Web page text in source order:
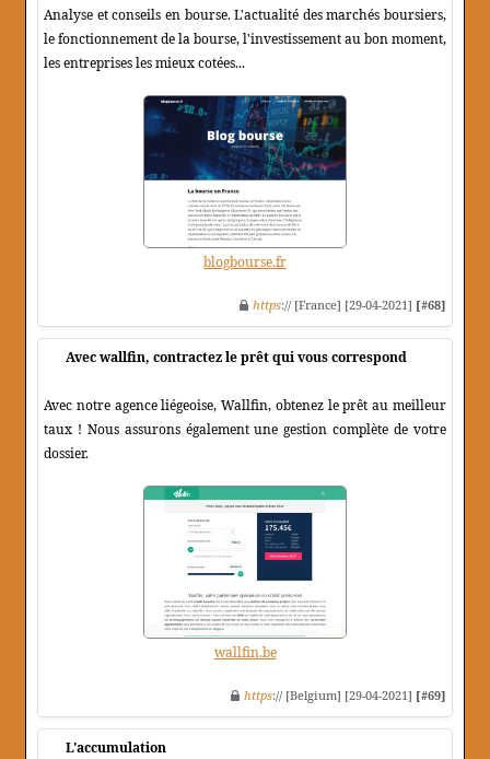
Analyse et conseils en bourse. L'actualité des marchés boursiers,
le fonctionnement de la bourse, l'investissement au bon moment,
les entreprises les mieux cotées...
blogbourse.fr
https:// [France] [29-04-2021] [#68]
Avec wallfin, contractez le prêt qui vous correspond
Avec notre agence liégeoise, Wallfin, obtenez le prêt au meilleur
taux ! Nous assurons également une gestion complète de votre
dossier.
wallfin.be
https:// [Belgium] [29-04-2021] [#69]
L'accumulation